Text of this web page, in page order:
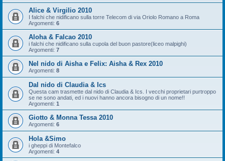
Alice & Virgilio 2010
I falchi che nidificano sulla torre Telecom di via Oriolo Romano a Roma
Argomenti: 6
Aloha & Falcao 2010
i falchi che nidificano sulla cupola del buon pastore(liceo malpighi)
Argomenti: 7
Nel nido di Aisha e Felix: Aisha & Rex 2010
Argomenti: 8
Dal nido di Claudia & Ics
Questa cam trasmette dal nido di Claudia & Ics. I vecchi proprietari purtroppo
se ne sono andati, ed i nuovi hanno ancora bisogno di un nome!!
Argomenti: 1
Giotto & Monna Tessa 2010
Argomenti: 6
Hola &Simo
i gheppi di Montefalco
Argomenti: 4